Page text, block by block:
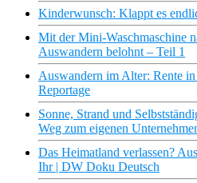
Kinderwunsch: Klappt es
Mit der Mini-Waschmaschine
Auswandern belohnt – Teil 1
Auswandern im Alter: Rente
Reportage
Sonne, Strand und
Weg zum eigenen
Das Heimatland verlassen?
Ihr | DW Doku Deutsch